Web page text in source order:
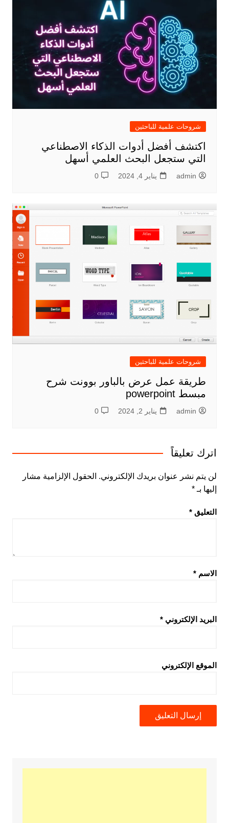
شروحات علمية للباحثين
اكتشف أفضل أدوات الذكاء الاصطناعي
التي ستجعل البحث العلمي أسهل
admin يناير 4, 2024 0
شروحات علمية للباحثين
طريقة عمل عرض بالباور بوونت شرح
مبسط powerpoint
admin يناير 2, 2024 0
اترك تعليقاً
لن يتم نشر عنوان بريدك الإلكتروني. الحقول الإلزامية مشار
إليها بـ *
التعليق *
الاسم *
البريد الإلكتروني *
الموقع الإلكتروني